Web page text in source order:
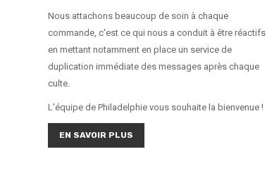
Nous attachons beaucoup de soin à chaque
commande, c'est ce qui nous a conduit à être réactifs
en mettant notamment en place un service de
duplication immédiate des messages après chaque
culte.
L'équipe de Philadelphie vous souhaite la bienvenue !
EN SAVOIR PLUS